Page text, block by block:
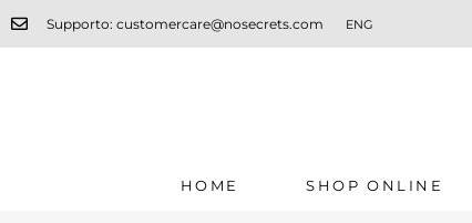
Supporto: customercare@nosecrets.com ENG
HOME SHOP ONLINE